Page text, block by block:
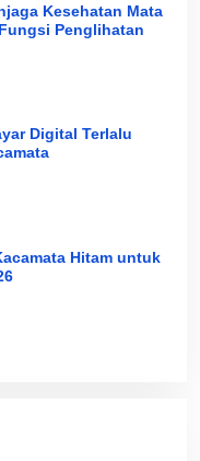
Kesehatan Mata
Penglihatan
Digital Terlalu
Hitam untuk